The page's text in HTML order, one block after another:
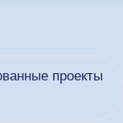
проекты